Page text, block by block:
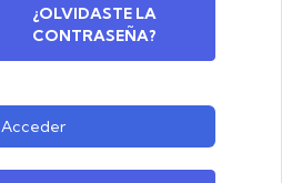
¿OLVIDASTE LA
CONTRASEÑA?
Acceder